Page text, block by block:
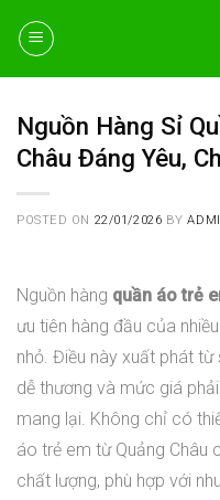
content
Nguồn Hàng Sỉ
Châu Đáng Yêu,
POSTED ON 22/01/2026 BY
Nguồn hàng quần áo trẻ
ưu tiên hàng đầu của
nhỏ. Điều này xuất phát
dễ thương và mức giá
mang lại. Không chỉ có
áo trẻ em từ Quảng Châu
chất lượng, phù hợp với